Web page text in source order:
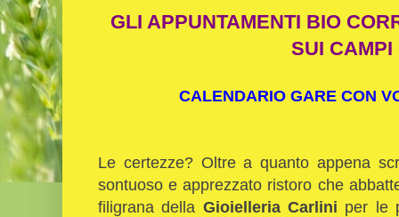
GLI APPUNTAMENTI BIO
SUI
CALENDARIO GARE CON
Le certezze? Oltre a quanto appena
sontuoso e apprezzato ristoro che
filigrana della Gioielleria Carlini per le